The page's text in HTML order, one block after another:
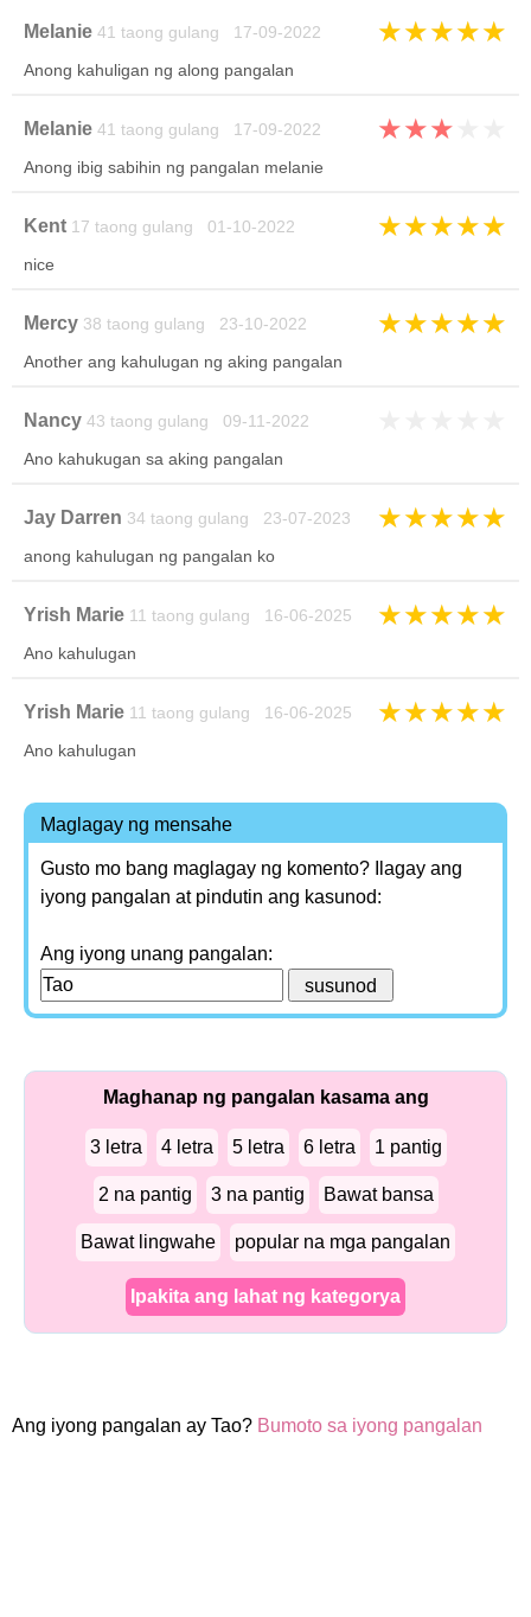
Melanie 41 taong gulang 17-09-2022 ★★★★★
Anong kahuligan ng along pangalan
Melanie 41 taong gulang 17-09-2022 ★★★
Anong ibig sabihin ng pangalan melanie
Kent 17 taong gulang 01-10-2022 ★★★★★
nice
Mercy 38 taong gulang 23-10-2022 ★★★★★
Another ang kahulugan ng aking pangalan
Nancy 43 taong gulang 09-11-2022
Ano kahukugan sa aking pangalan
Jay Darren 34 taong gulang 23-07-2023 ★★★★★
anong kahulugan ng pangalan ko
Yrish Marie 11 taong gulang 16-06-2025 ★★★★★
Ano kahulugan
Yrish Marie 11 taong gulang 16-06-2025 ★★★★★
Ano kahulugan
Maglagay ng mensahe
Gusto mo bang maglagay ng komento? Ilagay ang
iyong pangalan at pindutin ang kasunod:
Ang iyong unang pangalan:
Maghanap ng pangalan kasama ang
3 letra 4 letra 5 letra 6 letra 1 pantig
2 na pantig 3 na pantig Bawat bansa
Bawat lingwahe popular na mga pangalan
Ipakita ang lahat ng kategorya
Ang iyong pangalan ay Tao? Bumoto sa iyong pangalan